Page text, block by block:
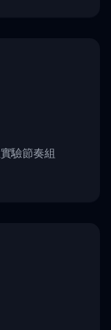
驗節奏組